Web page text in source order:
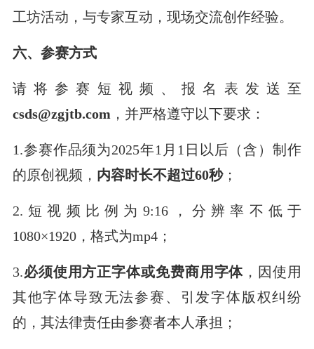
工坊活动，与专家互动，现场交流创作经验。
六、参赛方式
请将参赛短视频、报名表发送至
csds@zgjtb.com ，并严格遵守以下要求：
1.参赛作品须为2025年1月1日以后（含）制作
的原创视频， 内容时长不超过60秒；
2.短视频比例为9:16，分辨率不低于
1080×1920，格式为mp4；
3.必须使用方正字体或免费商用字体 ，因使用
其他字体导致无法参赛、引发字体版权纠纷
的，其法律责任由参赛者本人承担；